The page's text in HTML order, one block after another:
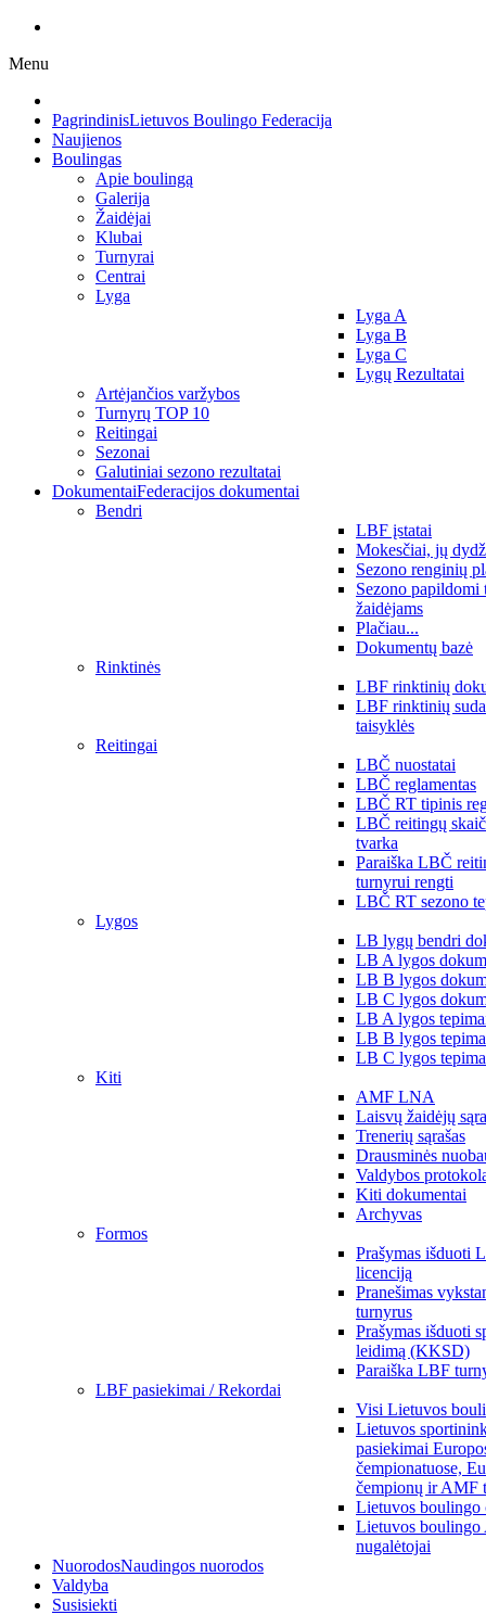
Menu
PagrindinisLietuvos Boulingo Federacija
Naujienos
Boulingas
Apie boulingą
Galerija
Žaidėjai
Klubai
Turnyrai
Centrai
Lyga
Lyga A
Lyga B
Lyga C
Lygų Rezultatai
Artėjančios varžybos
Turnyrų TOP 10
Reitingai
Sezonai
Galutiniai sezono rezultatai
DokumentaiFederacijos dokumentai
Bendri
LBF įstatai
Mokesčiai, jų
Sezono renginių
Sezono papildomi
žaidėjams
Plačiau...
Dokumentų bazė
Rinktinės
LBF rinktinių
LBF rinktinių
taisyklės
Reitingai
LBČ nuostatai
LBČ reglamentas
LBČ RT tipinis
LBČ reitingų
tvarka
Paraiška LBČ
turnyrui rengti
LBČ RT sezono
Lygos
LB lygų bendri
LB A lygos
LB B lygos
LB C lygos
LB A lygos
LB B lygos
LB C lygos
Kiti
AMF LNA
Laisvų žaidėjų
Trenerių sąrašas
Drausminės
Valdybos
Kiti dokumentai
Archyvas
Formos
Prašymas išduoti
licenciją
Pranešimas
turnyrus
Prašymas išduoti
leidimą (KKSD)
Paraiška LBF
LBF pasiekimai / Rekordai
Visi Lietuvos
Lietuvos
pasiekimai
čempionatuose,
čempionų ir AMF
Lietuvos boulingo
Lietuvos boulingo
nugalėtojai
NuorodosNaudingos nuorodos
Valdyba
Susisiekti